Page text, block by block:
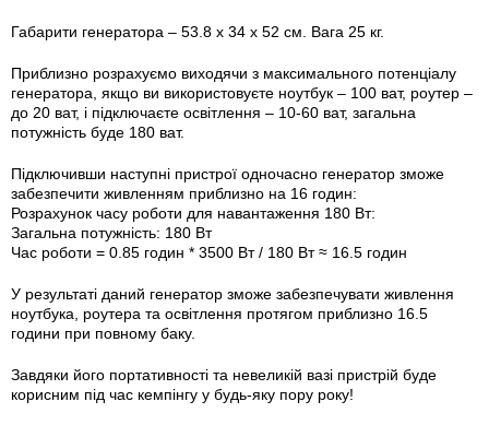
Габарити генератора – 53.8 х 34 х 52 см. Вага 25 кг.
Приблизно розрахуємо виходячи з максимального потенціалу
генератора, якщо ви використовуєте ноутбук – 100 ват, роутер –
до 20 ват, і підключаєте освітлення – 10-60 ват, загальна
потужність буде 180 ват.
Підключивши наступні пристрої одночасно генератор зможе
забезпечити живленням приблизно на 16 годин:
Розрахунок часу роботи для навантаження 180 Вт:
Загальна потужність: 180 Вт
Час роботи = 0.85 годин * 3500 Вт / 180 Вт ≈ 16.5 годин
У результаті даний генератор зможе забезпечувати живлення
ноутбука, роутера та освітлення протягом приблизно 16.5
години при повному баку.
Завдяки його портативності та невеликій вазі пристрій буде
корисним під час кемпінгу у будь-яку пору року!